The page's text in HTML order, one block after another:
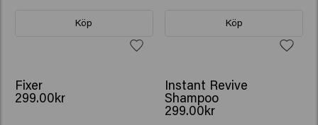
Köp Köp
Fixer
299.00kr
NY
Instant Revive
Shampoo
299.00kr